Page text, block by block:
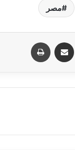
مصر
ماسنجر مشاركة عبر البريد